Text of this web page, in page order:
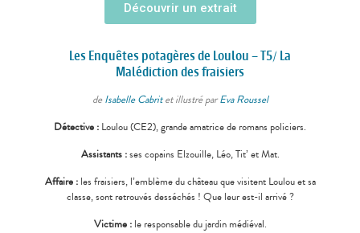
Découvrir un extrait
Les Enquêtes potagères de Loulou – T5/ La
Malédiction des fraisiers
deIsabelle Cabritet illustré parEva Roussel
Détective : Loulou (CE2), grande amatrice de romans policiers.
Assistants :ses copains Elzouille, Léo, Tit’ et Mat.
Affaire :les fraisiers, l’emblème du château que visitent Loulou et sa
classe, sont retrouvés desséchés ! Que leur est-il arrivé ?
Victime :le responsable du jardin médiéval.